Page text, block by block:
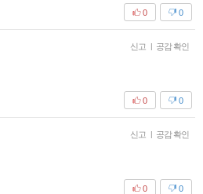
0
0
신고 | 공감 확인
0
0
신고 | 공감 확인
0
0